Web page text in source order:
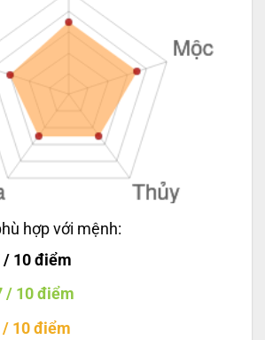
hợp với mệnh:
/ 10 điểm
/ 10 điểm
/ 10 điểm